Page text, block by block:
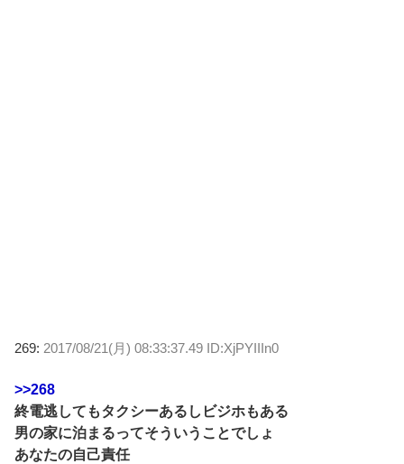
269: 2017/08/21(月) 08:33:37.49 ID:XjPYIIIn0
>>268
終電逃してもタクシーあるしビジホもある
男の家に泊まるってそういうことでしょ
あなたの自己責任